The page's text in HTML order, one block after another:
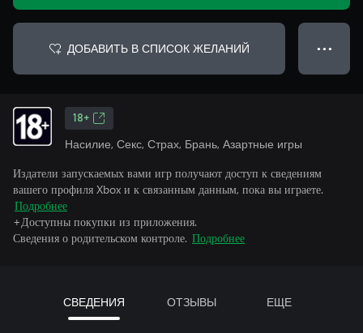
ДОБАВИТЬ В СПИСОК ЖЕЛАНИЙ ● ● ●
18+
Насилие, Секс, Страх, Брань, Азартные игры
Издатели запускаемых вами игр получают доступ к сведениям
вашего профиля Xbox и к связанным данным, пока вы играете.
Подробнее
+Доступны покупки из приложения.
Сведения о родительском контроле. Подробнее
СВЕДЕНИЯ ОТЗЫВЫ ЕЩЕ